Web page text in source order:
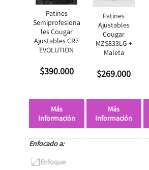
Patines
Semiprofesiona
les Cougar
Ajustables CR7
EVOLUTION
$390.000
Más
Información
Patines
Ajustables
Cougar
MZS833LG +
Maleta
$269.000
Más
Información
Enfocado a:
Enfoque